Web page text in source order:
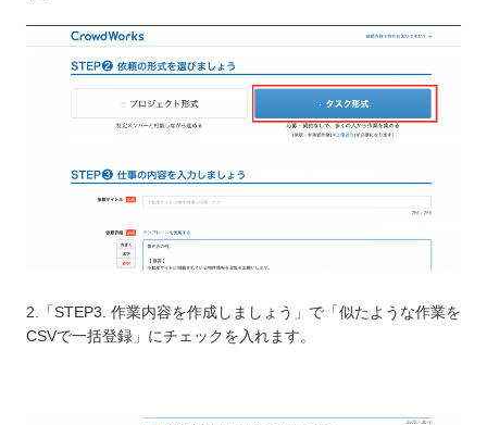
2.「STEP3. 作業内容を作成しましょう」で「似たような作業を
CSVで一括登録」にチェックを入れます。